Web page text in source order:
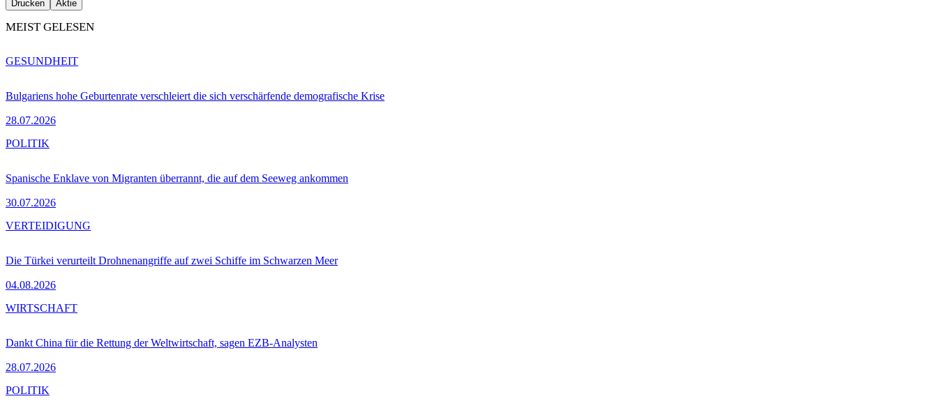
Drucken Aktie
MEIST GELESEN
Bulgariens hohe Geburtenrate verschleiert die sich verschärfende demografische Krise
28.07.2026
GESUNDHEIT
Spanische Enklave von Migranten überrannt, die auf dem Seeweg ankommen
30.07.2026
POLITIK
Die Türkei verurteilt Drohnenangriffe auf zwei Schiffe im Schwarzen Meer
04.08.2026
VERTEIDIGUNG
Dankt China für die Rettung der Weltwirtschaft, sagen EZB-Analysten
28.07.2026
WIRTSCHAFT
POLITIK